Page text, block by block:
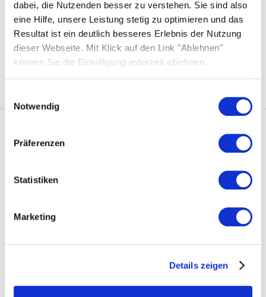
dabei, die Nutzenden besser zu verstehen. Sie sind also
eine Hilfe, unsere Leistung stetig zu optimieren und das
Resultat ist ein deutlich besseres Erlebnis der Nutzung
dieser Webseite. Mit Klick auf den Link "Ablehnen"
können Sie die Einwilligung jederzeit ablehnen.
Notwendig
Präferenzen
Statistiken
Marketing
Details zeigen
Bidirektionales Laden – Das Elektroauto als
Stromspeicher
Photovoltaik Eigenverbrauch
Solarwatt
Nachhaltigkeit